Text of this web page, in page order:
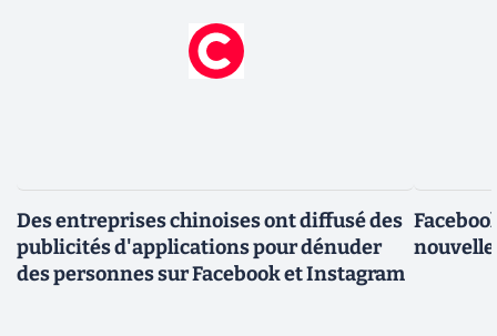
Des entreprises chinoises ont diffusé des
publicités d'applications pour dénuder
des personnes sur Facebook et Instagram